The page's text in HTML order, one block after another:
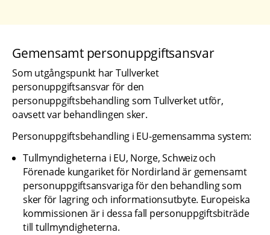
Gemensamt personuppgiftsansvar
Som utgångspunkt har Tullverket
personuppgiftsansvar för den
personuppgiftsbehandling som Tullverket utför,
oavsett var behandlingen sker.
Personuppgiftsbehandling i EU-gemensamma system:
Tullmyndigheterna i EU, Norge, Schweiz och
Förenade kungariket för Nordirland är gemensamt
personuppgiftsansvariga för den behandling som
sker för lagring och informationsutbyte. Europeiska
kommissionen är i dessa fall personuppgiftsbiträde
till tullmyndigheterna.